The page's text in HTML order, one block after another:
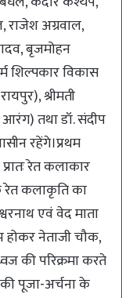
राजेश अग्रवाल,
बृजमोहन
शिल्पकार विकास
श्रीमती
तथा डॉ. संदीप
रहेंगे।प्रथम
रेत कलाकार
रेत कलाकृति का
एवं वेद माता
होकर नेताजी चौक,
की परिक्रमा करते
की पूजा-अर्चना के